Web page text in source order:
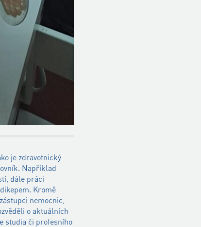
je zdravotnický
Například
dále práci
Kromě
nemocnic,
o aktuálních
studia či profesního